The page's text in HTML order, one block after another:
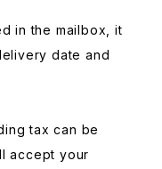
in the mailbox, it
date and
tax can be
accept your